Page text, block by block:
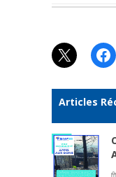
X
Articles